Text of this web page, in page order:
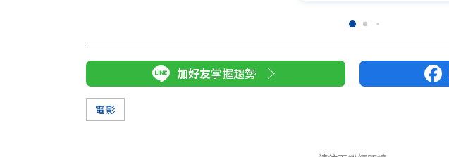
加好友掌握趨勢
電影